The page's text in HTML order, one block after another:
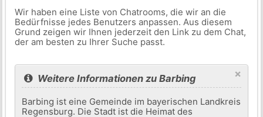
Wir haben eine Liste von Chatrooms, die wir an die
Bedürfnisse jedes Benutzers anpassen. Aus diesem
Grund zeigen wir Ihnen jederzeit den Link zu dem Chat,
der am besten zu Ihrer Suche passt.
×
Weitere Informationen zu Barbing
Barbing ist eine Gemeinde im bayerischen Landkreis
Regensburg. Die Stadt ist die Heimat des